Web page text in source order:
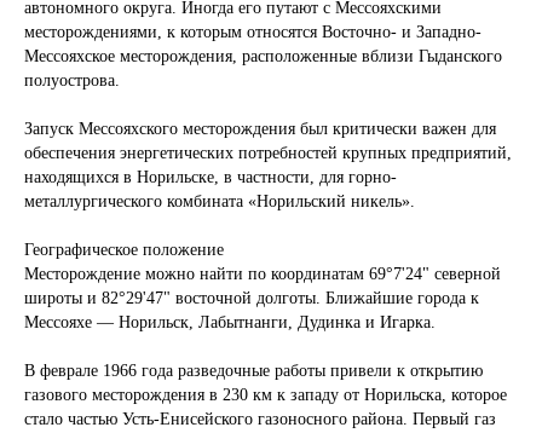
автономного округа. Иногда его путают с Мессояхскими
месторождениями, к которым относятся Восточно- и Западно-
Мессояхское месторождения, расположенные вблизи Гыданского
полуострова.
Запуск Мессояхского месторождения был критически важен для
обеспечения энергетических потребностей крупных предприятий,
находящихся в Норильске, в частности, для горно-
металлургического комбината «Норильский никель».
Географическое положение
Месторождение можно найти по координатам 69°7'24" северной
широты и 82°29'47" восточной долготы. Ближайшие города к
Мессояхе — Норильск, Лабытнанги, Дудинка и Игарка.
В феврале 1966 года разведочные работы привели к открытию
газового месторождения в 230 км к западу от Норильска, которое
стало частью Усть-Енисейского газоносного района. Первый газ